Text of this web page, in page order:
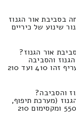
בסביבת אור הגנוז
שינוע של כיריים
אור הגנוז?
והסביבה
באינטגרציה של עבודת מרימים והנפות התעריף זהו 410 ועד 210
והסביבה?
(מערכת תיפוף,
כלים עם מיתרים, צ'לו וכיו"ב) העלות הינו 550 ומקסימום 210